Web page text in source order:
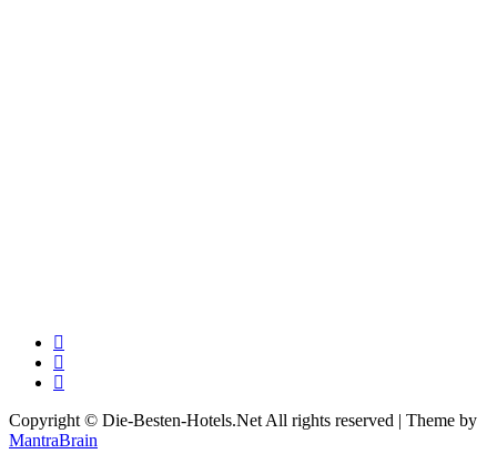
Copyright © Die-Besten-Hotels.Net All rights reserved | Theme by
MantraBrain